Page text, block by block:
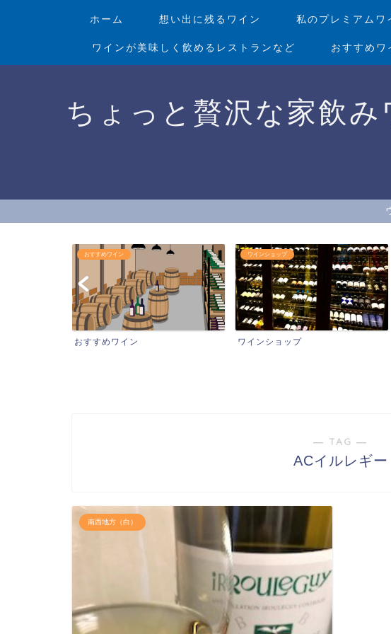
ホーム 想い出に残るワイン 私のプレミアムワ
ワインが美味しく飲めるレストランなど おすすめワ
ちょっと贅沢な家飲
おすすめワイン
おすすめワイン
ワインショップ
ワインショップ
― TAG ―
ACイルレギー
南西地方（白）